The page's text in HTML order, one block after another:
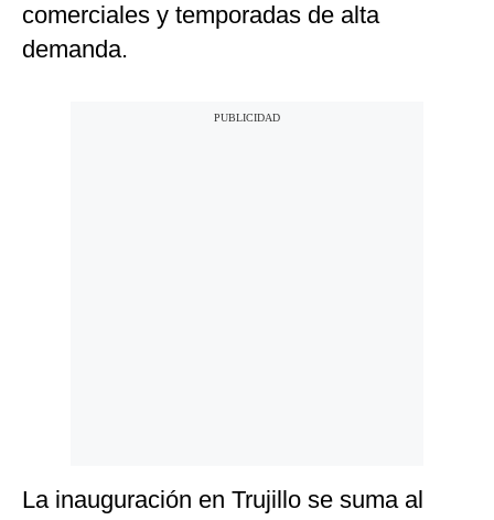
comerciales y temporadas de alta
demanda.
La inauguración en Trujillo se suma al